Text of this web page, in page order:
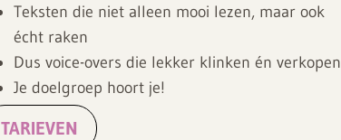
Teksten die niet alleen mooi lezen, maar ook
écht raken
Dus voice-overs die lekker klinken én verkopen
Je doelgroep hoort je!
TARIEVEN